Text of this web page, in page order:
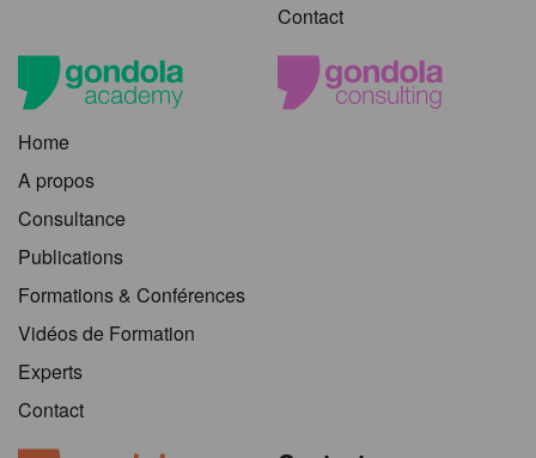
Contact
Home
A propos
Consultance
Publications
Formations & Conférences
Vidéos de Formation
Experts
Contact